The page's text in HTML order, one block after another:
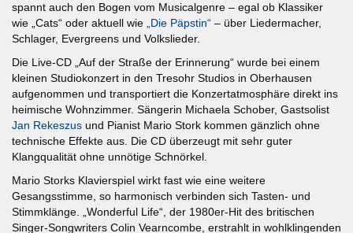
spannt auch den Bogen vom Musicalgenre – egal ob Klassiker
wie „Cats“ oder aktuell wie „Die Päpstin“ – über Liedermacher,
Schlager, Evergreens und Volkslieder.
Die Live-CD „Auf der Straße der Erinnerung“ wurde bei einem
kleinen Studiokonzert in den Tresohr Studios in Oberhausen
aufgenommen und transportiert die Konzertatmosphäre direkt ins
heimische Wohnzimmer. Sängerin Michaela Schober, Gastsolist
Jan Rekeszus und Pianist Mario Stork kommen gänzlich ohne
technische Effekte aus. Die CD überzeugt mit sehr guter
Klangqualität ohne unnötige Schnörkel.
Mario Storks Klavierspiel wirkt fast wie eine weitere
Gesangsstimme, so harmonisch verbinden sich Tasten- und
Stimmklänge. „Wonderful Life“, der 1980er-Hit des britischen
Singer-Songwriters Colin Vearncombe, erstrahlt in wohlklingenden